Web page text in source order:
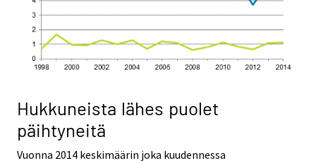
Hukkuneista lähes puolet
päihtyneitä
Vuonna 2014 keskimäärin joka kuudennessa